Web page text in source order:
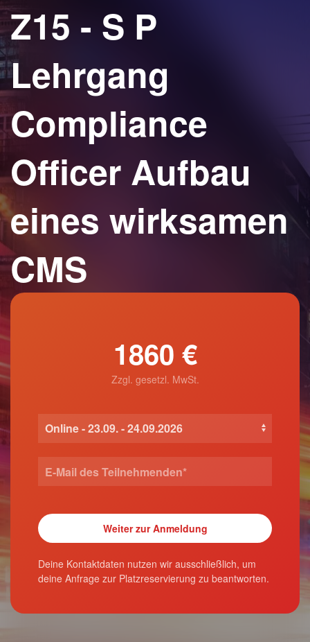
Z15 - S P
Lehrgang
Compliance
Officer Aufbau
eines wirksamen
CMS
1860 €
Zzgl. gesetzl. MwSt.
Deine Kontaktdaten nutzen wir ausschließlich, um
deine Anfrage zur Platzreservierung zu beantworten.